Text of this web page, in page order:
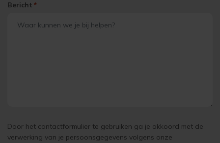
Bericht *
Door het contactformulier te gebruiken ga je akkoord met de
verwerking van je persoonsgegevens volgens onze